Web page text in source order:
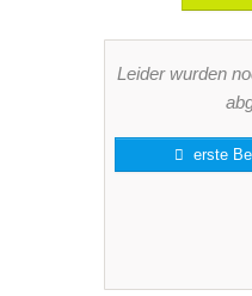
Leider wurden
erste